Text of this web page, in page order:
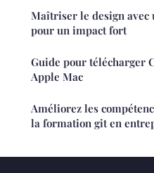
Maîtriser le design avec
pour un impact fort
Guide pour télécharger
Apple Mac
Améliorez les
la formation git en